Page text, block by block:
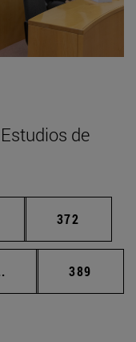
de
Páginas intermedias
Página
372
Páginas intermedias
Página
389